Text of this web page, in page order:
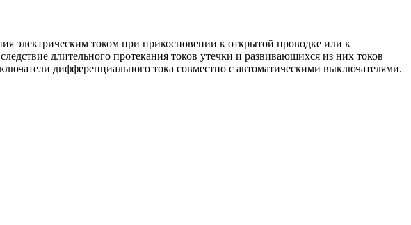
электрическим током при прикосновении к открытой проводке или к
длительного протекания токов утечки и развивающихся из них токов
дифференциального тока совместно с автоматическими выключателями.